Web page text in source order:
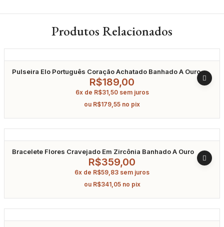
Produtos Relacionados
Pulseira Elo Português Coração Achatado Banhado A Ouro
R$189,00
6x de R$31,50 sem juros
ou R$179,55 no pix
Bracelete Flores Cravejado Em Zircônia Banhado A Ouro
R$359,00
6x de R$59,83 sem juros
ou R$341,05 no pix